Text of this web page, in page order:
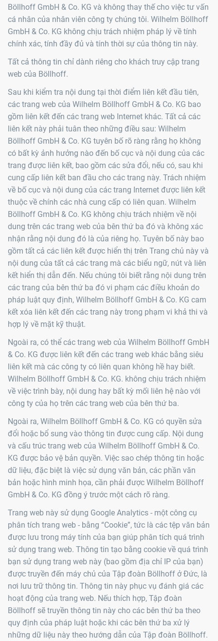
Böllhoff GmbH & Co. KG và không thay thế cho việc tư vấn
cá nhân của nhân viên công ty chúng tôi. Wilhelm Böllhoff
GmbH & Co. KG không chịu trách nhiệm pháp lý về tính
chính xác, tính đầy đủ và tính thời sự của thông tin này.
Tất cả thông tin chỉ dành riêng cho khách truy cập trang
web của Böllhoff.
Sau khi kiểm tra nội dung tại thời điểm liên kết đầu tiên,
các trang web của Wilhelm Böllhoff GmbH & Co. KG bao
gồm liên kết đến các trang web Internet khác. Tất cả các
liên kết này phải tuân theo những điều sau: Wilhelm
Böllhoff GmbH & Co. KG tuyên bố rõ ràng rằng họ không
có bất kỳ ảnh hưởng nào đến bố cục và nội dung của các
trang được liên kết, bao gồm các sửa đổi, nếu có, sau khi
cung cấp liên kết ban đầu cho các trang này. Trách nhiệm
về bố cục và nội dung của các trang Internet được liên kết
thuộc về chính các nhà cung cấp có liên quan. Wilhelm
Böllhoff GmbH & Co. KG không chịu trách nhiệm về nội
dung trên các trang web của bên thứ ba đó và không xác
nhận rằng nội dung đó là của riêng họ. Tuyên bố này bao
gồm tất cả các liên kết được hiển thị trên Trang chủ này và
nội dung của tất cả các trang mà các biểu ngữ, nút và liên
kết hiển thị dẫn đến. Nếu chúng tôi biết rằng nội dung trên
các trang của bên thứ ba đó vi phạm các điều khoản do
pháp luật quy định, Wilhelm Böllhoff GmbH & Co. KG cam
kết xóa liên kết đến các trang này trong phạm vi khả thi và
hợp lý về mặt kỹ thuật.
Ngoài ra, có thể các trang web của Wilhelm Böllhoff GmbH
& Co. KG được liên kết đến các trang web khác bằng siêu
liên kết mà các công ty có liên quan không hề hay biết.
Wilhelm Böllhoff GmbH & Co. KG. không chịu trách nhiệm
về việc trình bày, nội dung hay bất kỳ mối liên hệ nào với
công ty của họ trên các trang web của bên thứ ba.
Ngoài ra, Wilhelm Böllhoff GmbH & Co. KG có quyền sửa
đổi hoặc bổ sung vào thông tin được cung cấp. Nội dung
và cấu trúc trang web của Wilhelm Böllhoff GmbH & Co.
KG được bảo vệ bản quyền. Việc sao chép thông tin hoặc
dữ liệu, đặc biệt là việc sử dụng văn bản, các phần văn
bản hoặc hình minh họa, cần phải được Wilhelm Böllhoff
GmbH & Co. KG đồng ý trước một cách rõ ràng.
Trang web này sử dụng Google Analytics - một công cụ
phân tích trang web - bằng “Cookie”, tức là các tệp văn bản
được lưu trong máy tính của bạn giúp phân tích quá trình
sử dụng trang web. Thông tin tạo bằng cookie về quá trình
bạn sử dụng trang web này (bao gồm địa chỉ IP của bạn)
được truyền đến máy chủ của Tập đoàn Böllhoff ở Đức, là
nơi lưu trữ thông tin. Thông tin này phục vụ đánh giá các
hoạt động của trang web. Nếu thích hợp, Tập đoàn
Böllhoff sẽ truyền thông tin này cho các bên thứ ba theo
quy định của pháp luật hoặc khi các bên thứ ba xử lý
những dữ liệu này theo hướng dẫn của Tập đoàn Böllhoff.